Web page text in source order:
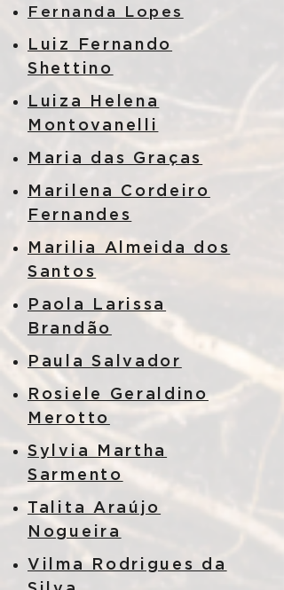
Fernanda Lopes
Luiz Fernando
Shettino
Luiza Helena
Montovanelli
Maria das Graças
Marilena Cordeiro
Fernandes
Marilia Almeida dos
Santos
Paola Larissa
Brandão
Paula Salvador
Rosiele Geraldino
Merotto
Sylvia Martha
Sarmento
Talita Araújo
Nogueira
Vilma Rodrigues da